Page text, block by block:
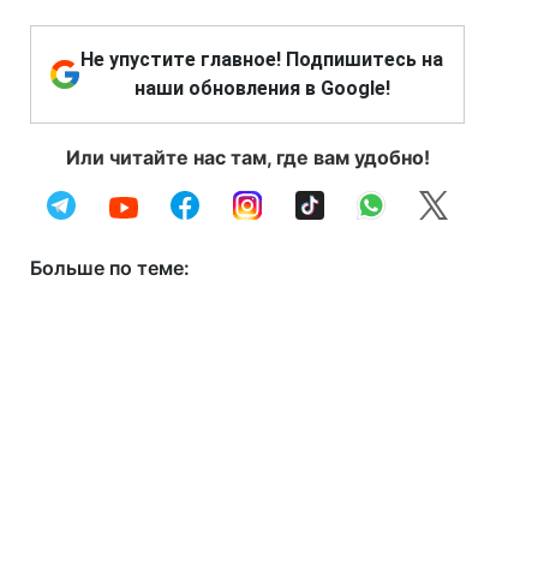
Не упустите главное! Подпишитесь на
наши обновления в Google!
Или читайте нас там, где вам удобно!
Больше по теме: